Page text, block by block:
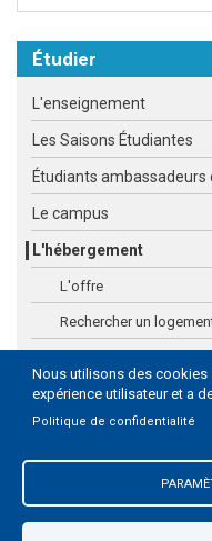
Nous utilisons des cookies
expérience utilisateur et a
Politique de confidentialité
Étudier
L'enseignement
Les Saisons Étudiantes
Étudiants
Le campus
L'hébergement
L'offre
Rechercher un
La vie étudiante
Le Syndicat Mixte